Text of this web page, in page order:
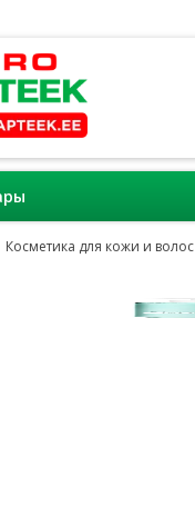
Косметика для кожи и волос